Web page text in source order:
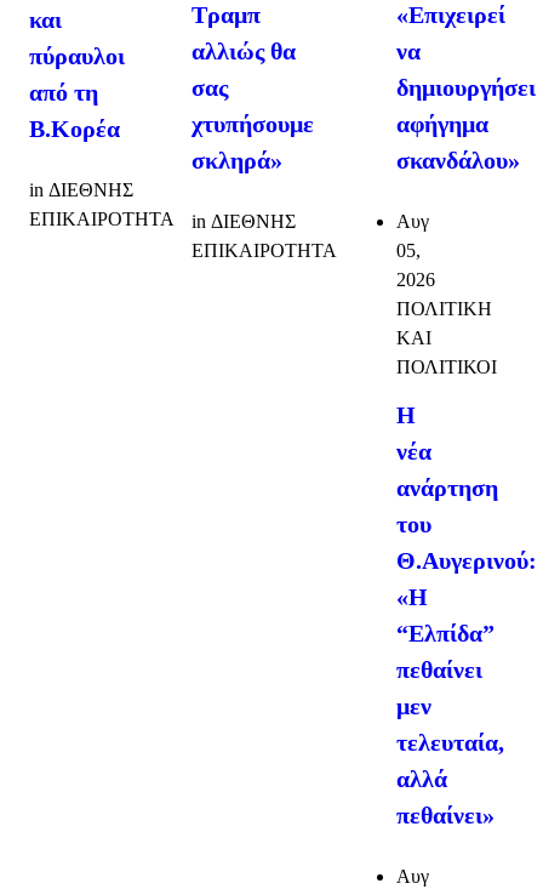
και
πύραυλοι
από τη
Β.Κορέα
in ΔΙΕΘΝΗΣ
ΕΠΙΚΑΙΡΟΤΗΤΑ
Τραμπ
αλλιώς θα
σας
χτυπήσουμε
σκληρά»
in ΔΙΕΘΝΗΣ
ΕΠΙΚΑΙΡΟΤΗΤΑ
«Επιχειρεί
να
δημιουργήσει
αφήγημα
σκανδάλου»
Αυγ
05,
2026
ΠΟΛΙΤΙΚΗ
ΚΑΙ
ΠΟΛΙΤΙΚΟΙ
Η
νέα
ανάρτηση
του
Θ.Αυγερινού:
«Η
“Ελπίδα”
πεθαίνει
μεν
τελευταία,
αλλά
πεθαίνει»
Αυγ